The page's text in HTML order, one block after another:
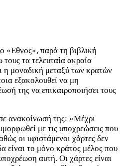
«Εθνος», παρά τη βιβλική
τα τελευταία ακραία
η μοναδική μεταξύ των κρατών
εξακολουθεί να μη
της να επικαιροποιήσει τους
ανακοίνωσή της: «Μέχρι
με τις υποχρεώσεις που
οι υφιστάμενοι χάρτες δεν
είναι το μόνο κράτος μέλος που
αυτή. Οι χάρτες είναι